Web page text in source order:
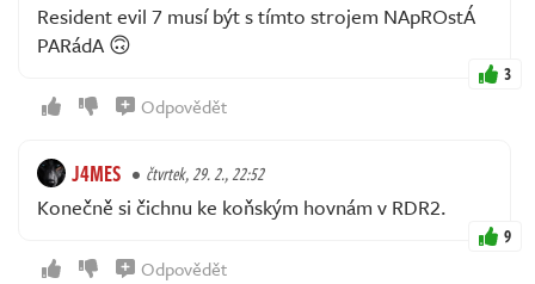
Resident evil 7 musí být s tímto strojem NApROstÁ
PARádA 🙃
3
Odpovědět
J4MES čtvrtek, 29. 2., 22:52
Konečně si čichnu ke koňským hovnám v RDR2.
9
Odpovědět